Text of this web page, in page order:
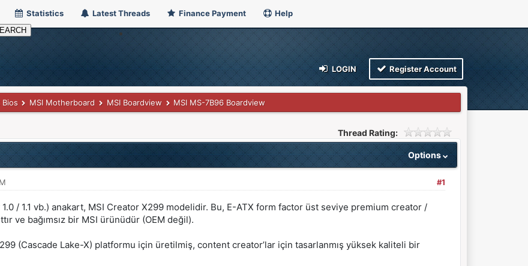
Statistics Latest Threads Finance Payment Help
LOGIN Register Account
MSI Motherboard MSI Boardview MSI MS-7B96 Boardview
Thread Rating:
Options
#1
/ 1.1 vb.) anakart, MSI Creator X299 modelidir. Bu, E-ATX form factor üst seviye premium creator /
ve bağımsız bir MSI ürünüdür (OEM değil).
(Cascade Lake-X) platformu için üretilmiş, content creator’lar için tasarlanmış yüksek kaliteli bir